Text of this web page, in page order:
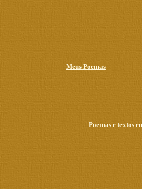
Meus Poemas
Poemas e textos